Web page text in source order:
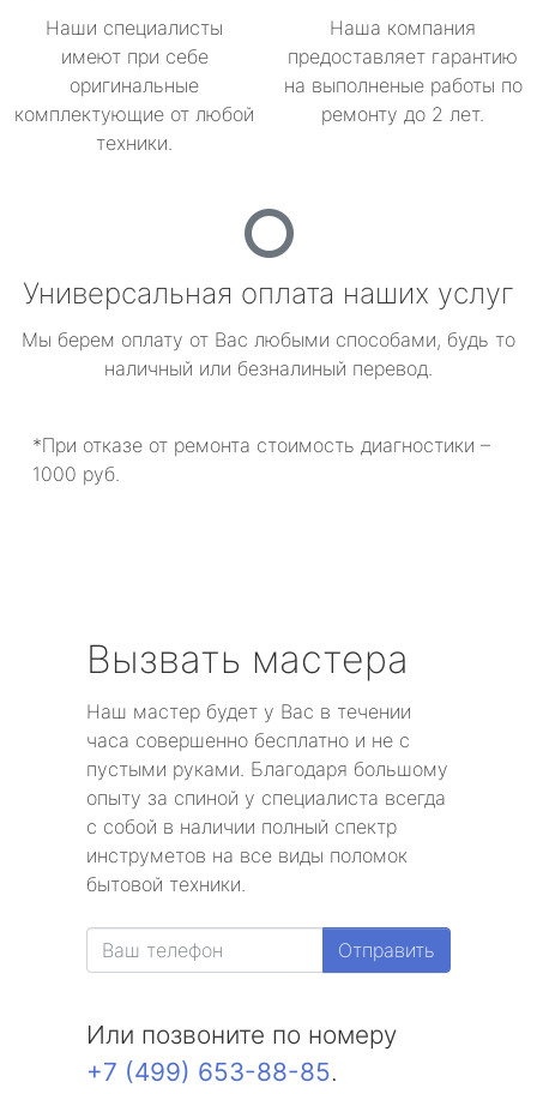
Наши специалисты
имеют при себе
оригинальные
комплектующие от любой
техники.
Наша компания
предоставляет гарантию
на выполненые работы по
ремонту до 2 лет.
Универсальная оплата наших услуг
Мы берем оплату от Вас любыми способами, будь то
наличный или безналиный перевод.
*При отказе от ремонта стоимость диагностики –
1000 руб.
Вызвать мастера
Наш мастер будет у Вас в течении
часа совершенно бесплатно и не с
пустыми руками. Благодаря большому
опыту за спиной у специалиста всегда
с собой в наличии полный спектр
инструметов на все виды поломок
бытовой техники.
Отправить
Или позвоните по номеру
+7 (499) 653-88-85.